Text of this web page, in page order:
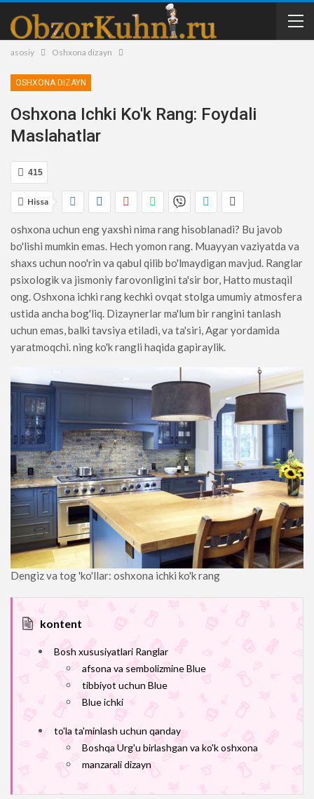
asosiy Oshxona dizayn
OSHXONA DIZAYN
Oshxona Ichki Ko'k Rang: Foydali
Maslahatlar
415
Hissa
oshxona uchun eng yaxshi nima rang hisoblanadi? Bu javob
bo'lishi mumkin emas. Hech yomon rang. Muayyan vaziyatda va
shaxs uchun noo'rin va qabul qilib bo'lmaydigan mavjud. Ranglar
psixologik va jismoniy farovonligini ta'sir bor, Hatto mustaqil
ong. Oshxona ichki rang kechki ovqat stolga umumiy atmosfera
ustida ancha bog'liq. Dizaynerlar ma'lum bir rangini tanlash
uchun emas, balki tavsiya etiladi, va ta'siri, Agar yordamida
yaratmoqchi. ning ko'k rangli haqida gapiraylik.
Dengiz va tog 'ko'llar: oshxona ichki ko'k rang
kontent
Bosh xususiyatlari Ranglar
afsona va sembolizmine Blue
tibbiyot uchun Blue
Blue ichki
to'la ta'minlash uchun qanday
Boshqa Urg'u birlashgan va ko'k oshxona
manzarali dizayn